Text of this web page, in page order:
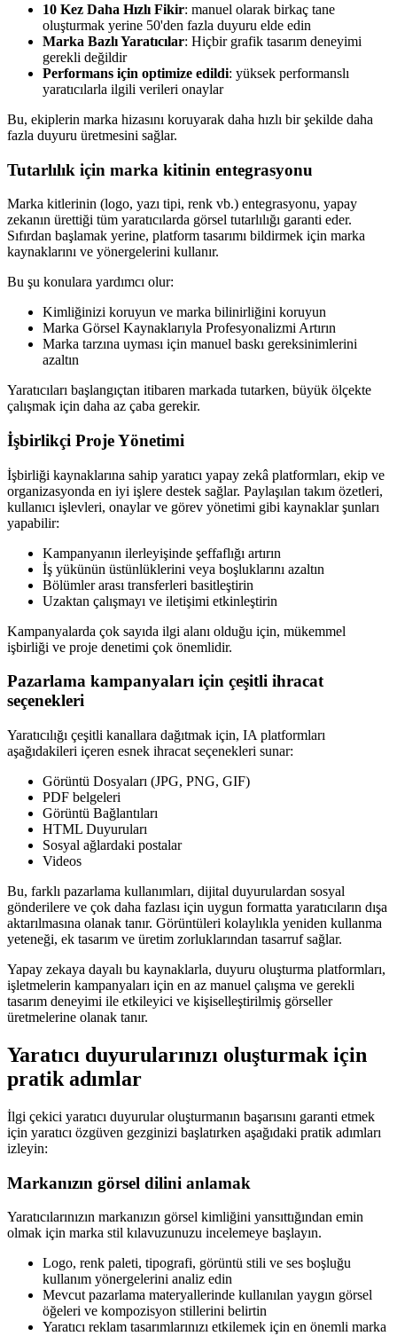
10 Kez Daha Hızlı Fikir: manuel olarak birkaç tane
oluşturmak yerine 50'den fazla duyuru elde edin
Marka Bazlı Yaratıcılar: Hiçbir grafik tasarım deneyimi
gerekli değildir
Performans için optimize edildi: yüksek performanslı
yaratıcılarla ilgili verileri onaylar
Bu, ekiplerin marka hizasını koruyarak daha hızlı bir şekilde daha
fazla duyuru üretmesini sağlar.
Tutarlılık için marka kitinin entegrasyonu
Marka kitlerinin (logo, yazı tipi, renk vb.) entegrasyonu, yapay
zekanın ürettiği tüm yaratıcılarda görsel tutarlılığı garanti eder.
Sıfırdan başlamak yerine, platform tasarımı bildirmek için marka
kaynaklarını ve yönergelerini kullanır.
Bu şu konulara yardımcı olur:
Kimliğinizi koruyun ve marka bilinirliğini koruyun
Marka Görsel Kaynaklarıyla Profesyonalizmi Artırın
Marka tarzına uyması için manuel baskı gereksinimlerini
azaltın
Yaratıcıları başlangıçtan itibaren markada tutarken, büyük ölçekte
çalışmak için daha az çaba gerekir.
İşbirlikçi Proje Yönetimi
İşbirliği kaynaklarına sahip yaratıcı yapay zekâ platformları, ekip ve
organizasyonda en iyi işlere destek sağlar. Paylaşılan takım özetleri,
kullanıcı işlevleri, onaylar ve görev yönetimi gibi kaynaklar şunları
yapabilir:
Kampanyanın ilerleyişinde şeffaflığı artırın
İş yükünün üstünlüklerini veya boşluklarını azaltın
Bölümler arası transferleri basitleştirin
Uzaktan çalışmayı ve iletişimi etkinleştirin
Kampanyalarda çok sayıda ilgi alanı olduğu için, mükemmel
işbirliği ve proje denetimi çok önemlidir.
Pazarlama kampanyaları için çeşitli ihracat
seçenekleri
Yaratıcılığı çeşitli kanallara dağıtmak için, IA platformları
aşağıdakileri içeren esnek ihracat seçenekleri sunar:
Görüntü Dosyaları (JPG, PNG, GIF)
PDF belgeleri
Görüntü Bağlantıları
HTML Duyuruları
Sosyal ağlardaki postalar
Videos
Bu, farklı pazarlama kullanımları, dijital duyurulardan sosyal
gönderilere ve çok daha fazlası için uygun formatta yaratıcıların dışa
aktarılmasına olanak tanır. Görüntüleri kolaylıkla yeniden kullanma
yeteneği, ek tasarım ve üretim zorluklarından tasarruf sağlar.
Yapay zekaya dayalı bu kaynaklarla, duyuru oluşturma platformları,
işletmelerin kampanyaları için en az manuel çalışma ve gerekli
tasarım deneyimi ile etkileyici ve kişiselleştirilmiş görseller
üretmelerine olanak tanır.
Yaratıcı duyurularınızı oluşturmak için
pratik adımlar
İlgi çekici yaratıcı duyurular oluşturmanın başarısını garanti etmek
için yaratıcı özgüven gezginizi başlatırken aşağıdaki pratik adımları
izleyin:
Markanızın görsel dilini anlamak
Yaratıcılarınızın markanızın görsel kimliğini yansıttığından emin
olmak için marka stil kılavuzunuzu incelemeye başlayın.
Logo, renk paleti, tipografi, görüntü stili ve ses boşluğu
kullanım yönergelerini analiz edin
Mevcut pazarlama materyallerinde kullanılan yaygın görsel
öğeleri ve kompozisyon stillerini belirtin
Yaratıcı reklam tasarımlarınızı etkilemek için en önemli marka